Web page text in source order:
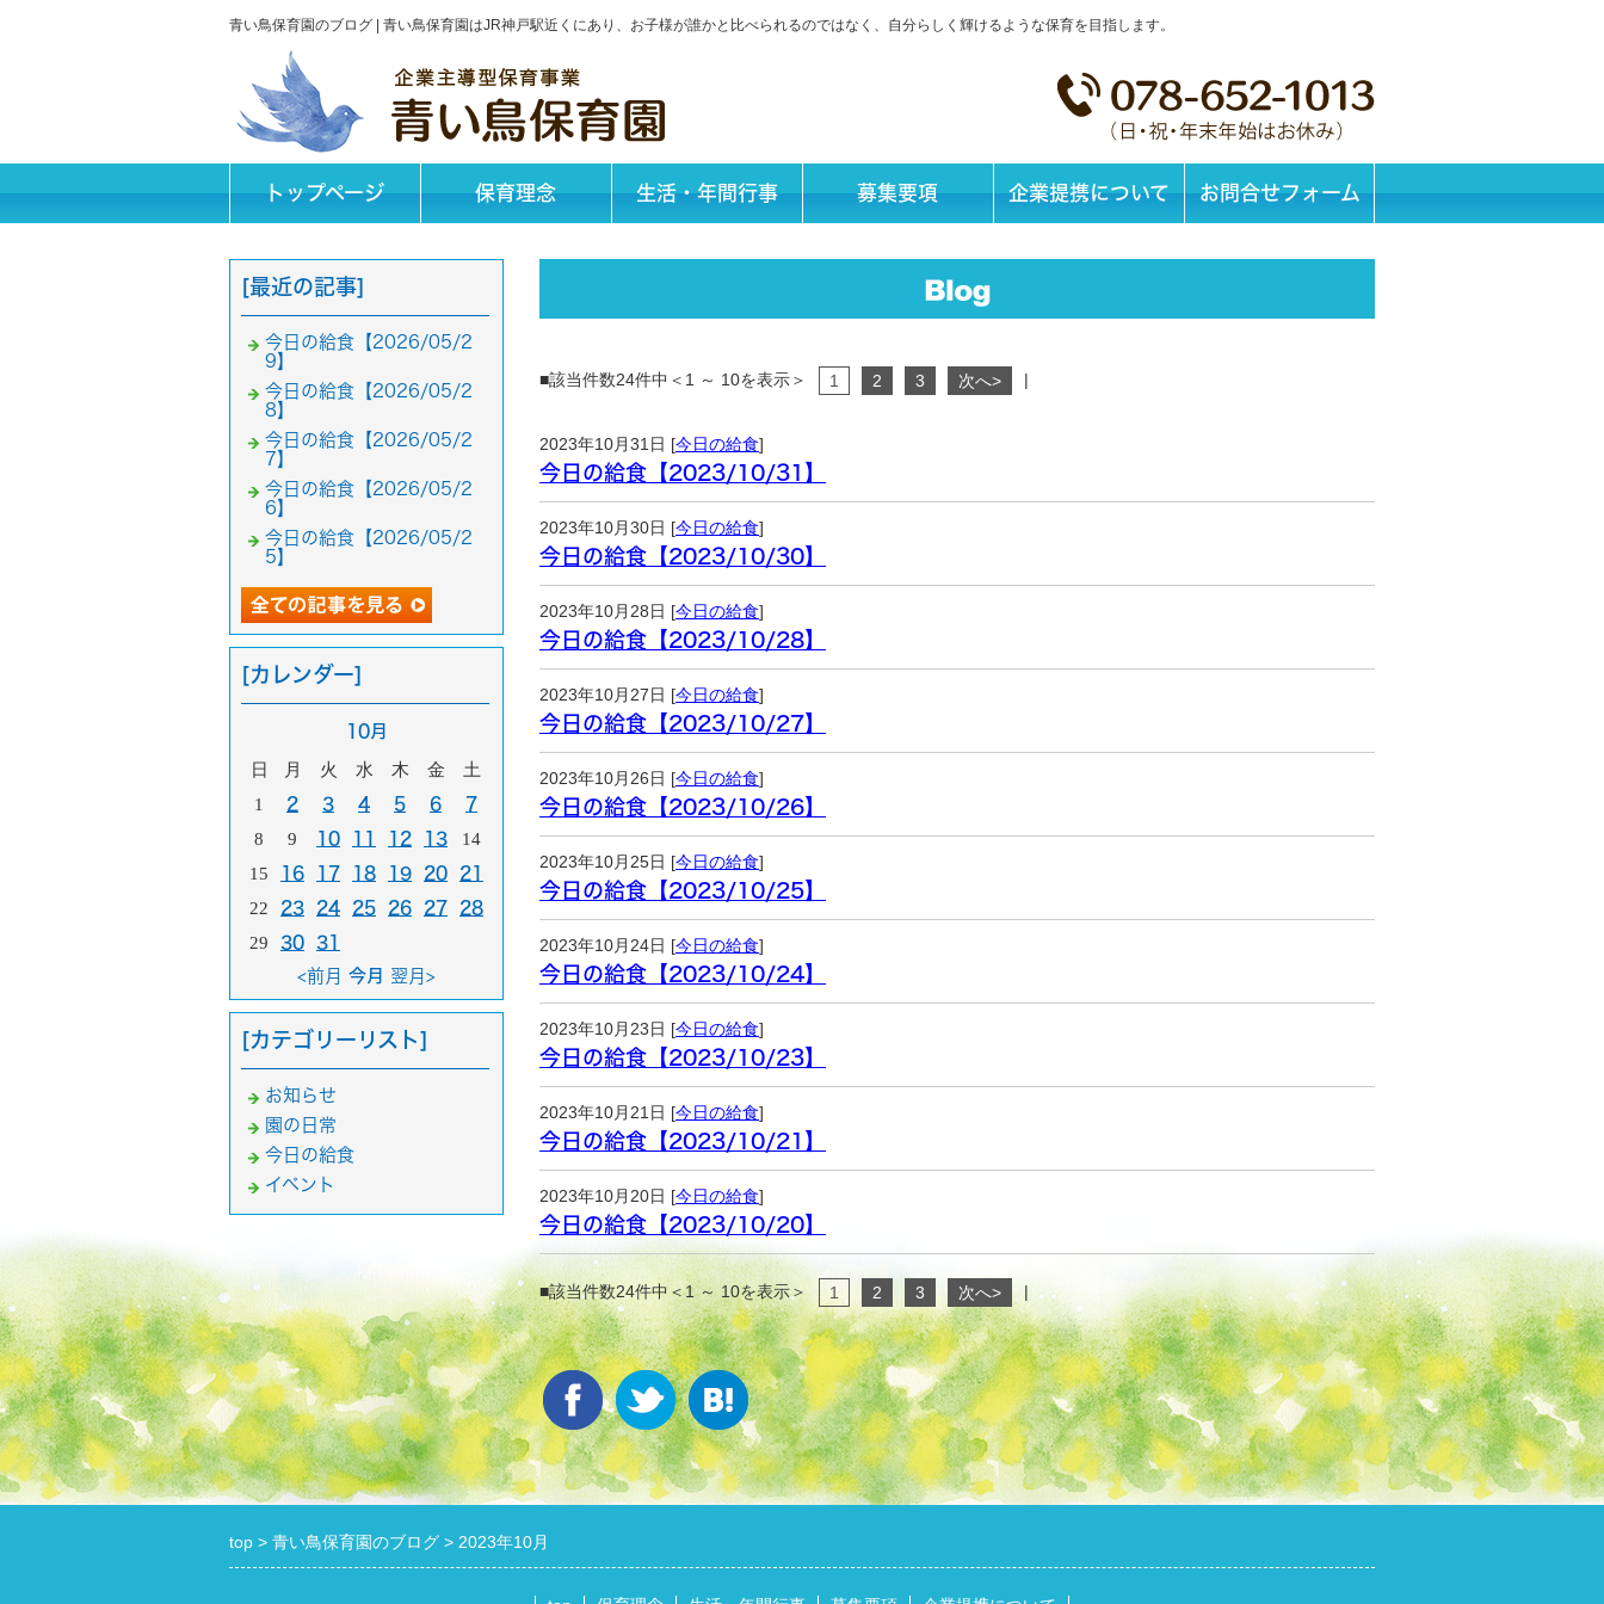
青い鳥保育園のブログ | 青い鳥保育園はJR神戸駅近くにあり、お子様が誰かと比べられるのではなく、自分らしく輝けるような保育を目指します。
トップページ 保育理念 生活・年間行事 募集要項 企業提携について お問合せフォーム
■該当件数24件中＜1 ～ 10を表示＞ |
1 2 3 次へ>
2023年10月31日 [今日の給食]
今日の給食【2023/10/31】
2023年10月30日 [今日の給食]
今日の給食【2023/10/30】
2023年10月28日 [今日の給食]
今日の給食【2023/10/28】
2023年10月27日 [今日の給食]
今日の給食【2023/10/27】
2023年10月26日 [今日の給食]
今日の給食【2023/10/26】
2023年10月25日 [今日の給食]
今日の給食【2023/10/25】
2023年10月24日 [今日の給食]
今日の給食【2023/10/24】
2023年10月23日 [今日の給食]
今日の給食【2023/10/23】
2023年10月21日 [今日の給食]
今日の給食【2023/10/21】
2023年10月20日 [今日の給食]
今日の給食【2023/10/20】
■該当件数24件中＜1 ～ 10を表示＞ |
1 2 3 次へ>
[最近の記事]
今日の給食【2026/05/2
9】
今日の給食【2026/05/2
8】
今日の給食【2026/05/2
7】
今日の給食【2026/05/2
6】
今日の給食【2026/05/2
5】
[カレンダー]
10月
日 月 火 水 木 金
土
1
2 3 4 5 6 7
8 9 10 11 12 13
14
15
16 17 18 19 20 21
22 23 24 25 26 27 28
29 30
31
<前月 今月 翌月>
[カテゴリーリスト]
お知らせ
園の日常
今日の給食
イベント
top 青い鳥保育園のブログ 2023年10月